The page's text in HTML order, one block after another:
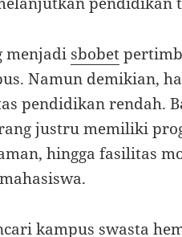
menjadi sbobet
Namun demikian,
pendidikan rendah.
justru memiliki
hingga fasilitas
kampus swasta